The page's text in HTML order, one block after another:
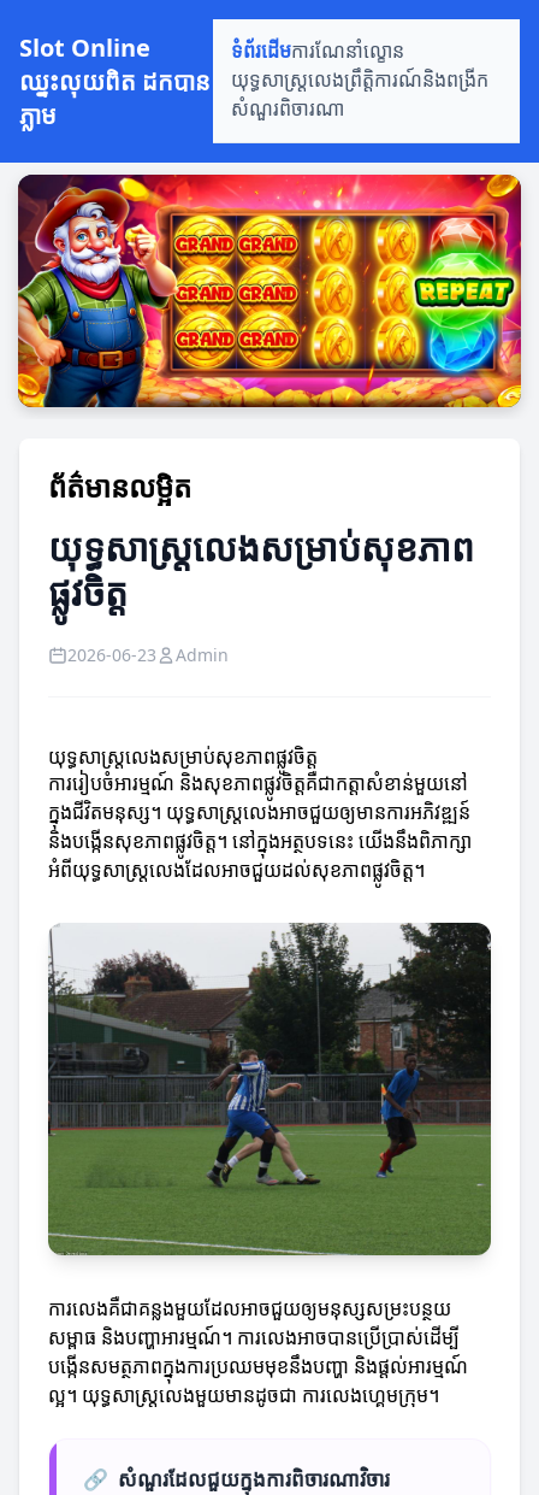
Slot Online
ឈ្នះលុយពិត ដកបាន
ភ្លាម
ទំព័រដើមការណែនាំល្ខោន
យុទ្ធសាស្ត្រលេងព្រឹត្តិការណ៍និងពង្រីក
សំណួរពិចារណា
ព័ត៌មានលម្អិត
យុទ្ធសាស្ត្រលេងសម្រាប់សុខភាព
ផ្លូវចិត្ត
2026-06-23 Admin
យុទ្ធសាស្ត្រលេងសម្រាប់សុខភាពផ្លូវចិត្ត
ការរៀបចំអារម្មណ៍ និងសុខភាពផ្លូវចិត្តគឺជាកត្តាសំខាន់មួយនៅ
ក្នុងជីវិតមនុស្ស។ យុទ្ធសាស្ត្រលេងអាចជួយឲ្យមានការអភិវឌ្ឍន៍
និងបង្កើនសុខភាពផ្លូវចិត្ត។ នៅក្នុងអត្ថបទនេះ យើងនឹងពិភាក្សា
អំពីយុទ្ធសាស្ត្រលេងដែលអាចជួយដល់សុខភាពផ្លូវចិត្ត។
ការលេងគឺជាគន្លងមួយដែលអាចជួយឲ្យមនុស្សសម្រះបន្ថយ
សម្ពាធ និងបញ្ហាអារម្មណ៍។ ការលេងអាចបានប្រើប្រាស់ដើម្បី
បង្កើនសមត្ថភាពក្នុងការប្រឈមមុខនឹងបញ្ហា និងផ្តល់អារម្មណ៍
ល្អ។ យុទ្ធសាស្ត្រលេងមួយមានដូចជា ការលេងហ្គេមក្រុម។
🔗 សំណួរដែលជួយក្នុងការពិចារណាវិចារ